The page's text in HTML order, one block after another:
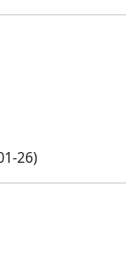
26)